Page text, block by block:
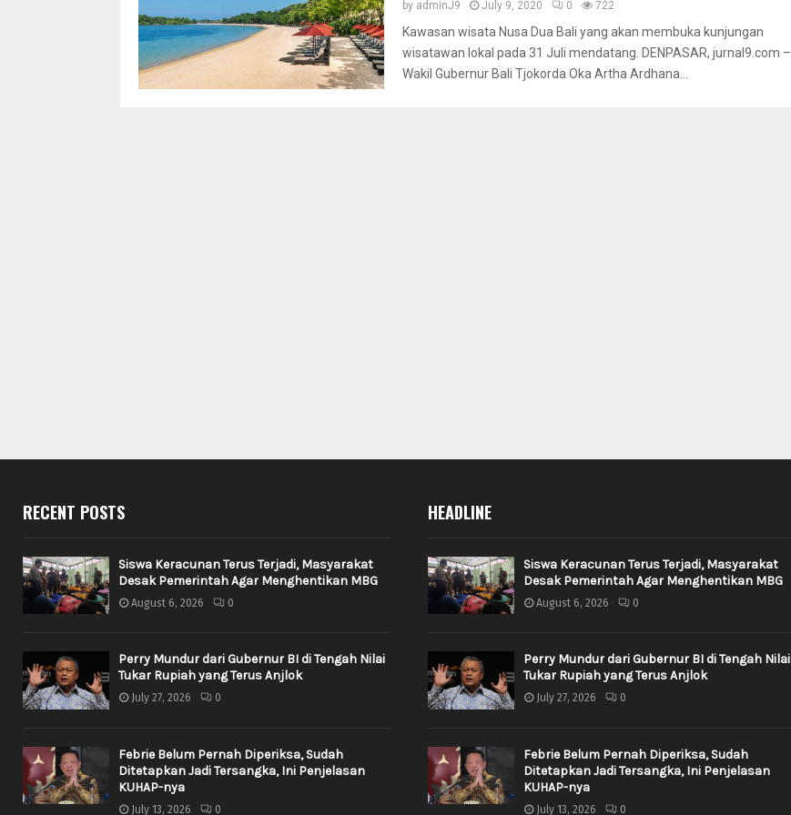
by adminJ9 July 9, 2020 0 722
Kawasan wisata Nusa Dua Bali yang akan membuka kunjungan
wisatawan lokal pada 31 Juli mendatang. DENPASAR, jurnal9.com –
Wakil Gubernur Bali Tjokorda Oka Artha Ardhana...
RECENT POSTS
Siswa Keracunan Terus Terjadi, Masyarakat
Desak Pemerintah Agar Menghentikan MBG
August 6, 2026 0
Perry Mundur dari Gubernur BI di Tengah Nilai
Tukar Rupiah yang Terus Anjlok
July 27, 2026 0
Febrie Belum Pernah Diperiksa, Sudah
Ditetapkan Jadi Tersangka, Ini Penjelasan
KUHAP-nya
July 13, 2026 0
HEADLINE
Siswa Keracunan Terus Terjadi, Masyarakat
Desak Pemerintah Agar Menghentikan MBG
August 6, 2026 0
Perry Mundur dari Gubernur BI di Tengah Nilai
Tukar Rupiah yang Terus Anjlok
July 27, 2026 0
Febrie Belum Pernah Diperiksa, Sudah
Ditetapkan Jadi Tersangka, Ini Penjelasan
KUHAP-nya
July 13, 2026 0